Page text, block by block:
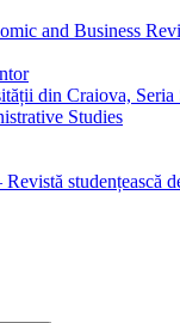
and Business
din Craiova,
Studies
studențească